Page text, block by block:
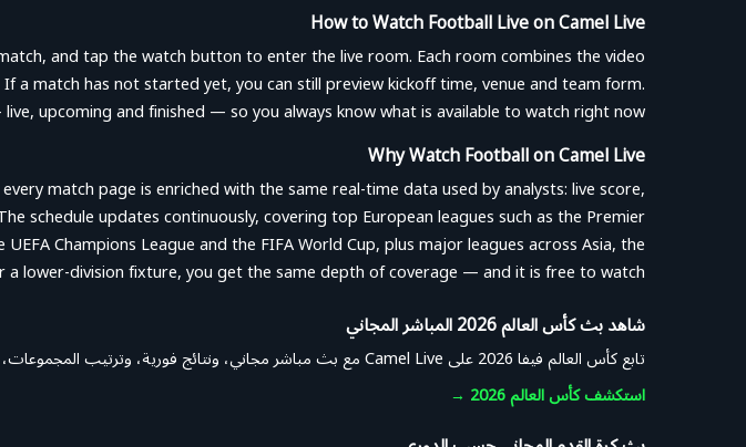
How to Watch Football Live on Camel Live
and tap the watch button to enter the live room. Each room combines the video
a match has not started yet, you can still preview kickoff time, venue and team form.
upcoming and finished — so you always know what is available to watch right now.
Why Watch Football on Camel Live
match page is enriched with the same real-time data used by analysts: live score,
schedule updates continuously, covering top European leagues such as the Premier
Champions League and the FIFA World Cup, plus major leagues across Asia, the
lower-division fixture, you get the same depth of coverage — and it is free to watch.
شاهد بث كأس العالم 2026 المباشر المجاني
تابع كأس العالم فيفا 2026 على Camel Live مع بث مباشر مجاني، ونتائج فورية، وترتيب المجموعات، وبرنامج المباريات كاملًا. اختر مباراة وابدأ المشاهدة في ثوانٍ — دون اشتراك.
استكشف كأس العالم 2026
→